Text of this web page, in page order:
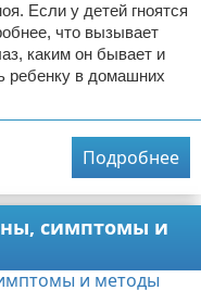
Если у детей гноятся
что вызывает
каким он бывает и
ребенку в домашних
Подробнее
симптомы и